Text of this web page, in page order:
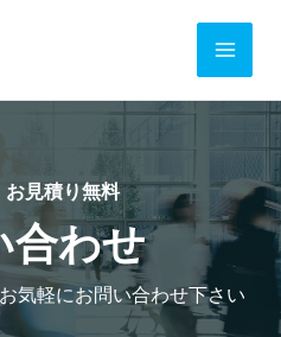
Main
お見積り無料
合わせ
気軽にお問い合わせ下さい